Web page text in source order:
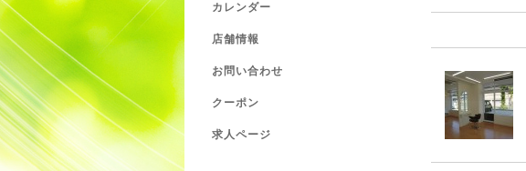
カレンダー
店舗情報
お問い合わせ
クーポン
求人ページ